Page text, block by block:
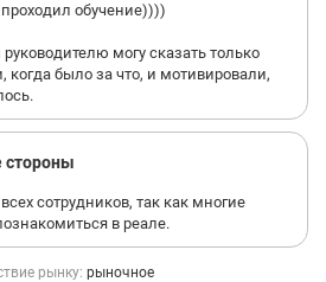
обучение))))
могу сказать только
когда было за что, и мотивировали,
стороны
сотрудников, так как многие
в реале.
рынку: рыночное